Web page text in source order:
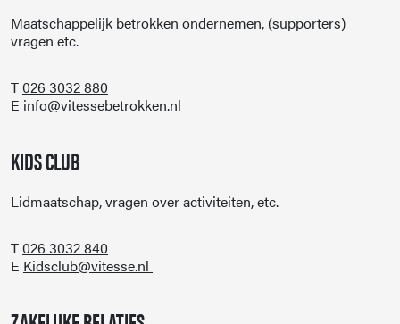
Maatschappelijk betrokken ondernemen, (supporters)
vragen etc.
T026 3032 880
E info@vitessebetrokken.nl
KIDS CLUB
Lidmaatschap, vragen over activiteiten, etc.
T026 3032 840
E Kidsclub@vitesse.nl